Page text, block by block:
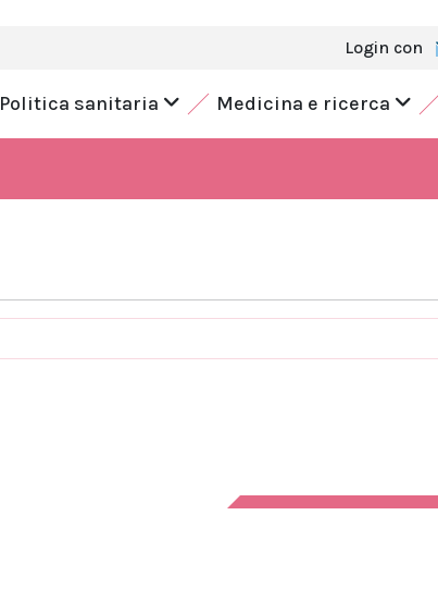
Login con
Politica sanitaria Medicina e ricerca